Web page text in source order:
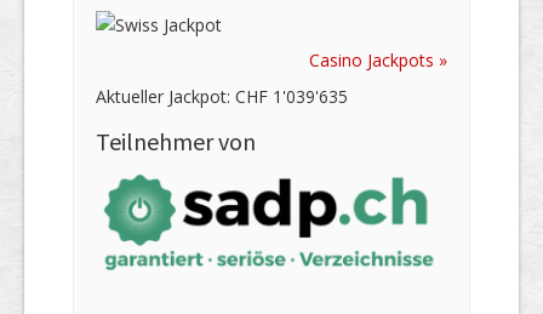
Casino Jackpots »
Aktueller Jackpot: CHF 1'039'635
Teilnehmer von